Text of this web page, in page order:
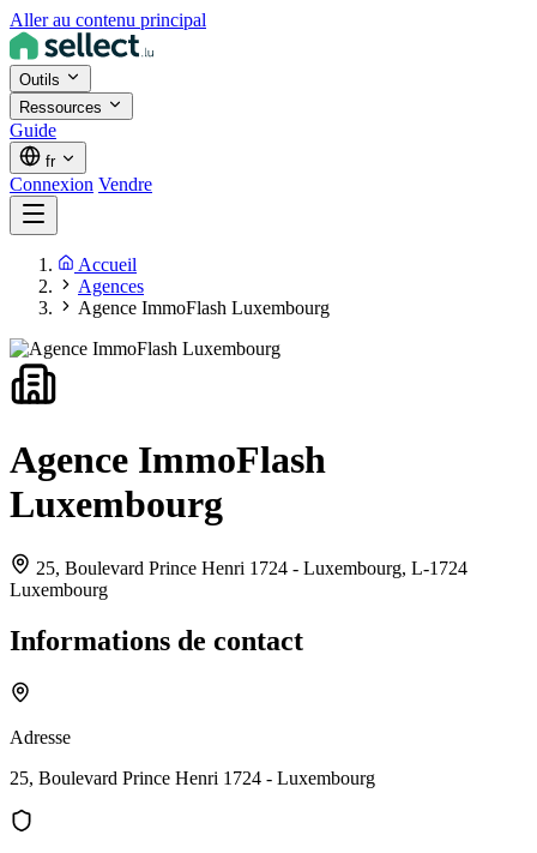
Aller au contenu principal
Outils
Ressources
Guide
fr
Connexion Vendre
Accueil
Agences
Agence ImmoFlash Luxembourg
Agence ImmoFlash
Luxembourg
25, Boulevard Prince Henri 1724 - Luxembourg, L-1724
Luxembourg
Informations de contact
Adresse
25, Boulevard Prince Henri 1724 - Luxembourg